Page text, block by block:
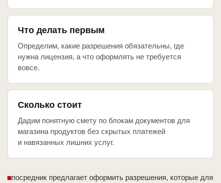
Что делать первым
Определим, какие разрешения обязательны, где
нужна лицензия, а что оформлять не требуется
вовсе.
Сколько стоит
Дадим понятную смету по блокам документов для
магазина продуктов без скрытых платежей
и навязанных лишних услуг.
посредник предлагает оформить разрешения, которые для